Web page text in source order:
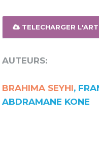
TELECHARGER
AUTEURS:
BRAHIMA SEYHI,
ABDRAMANE KONE